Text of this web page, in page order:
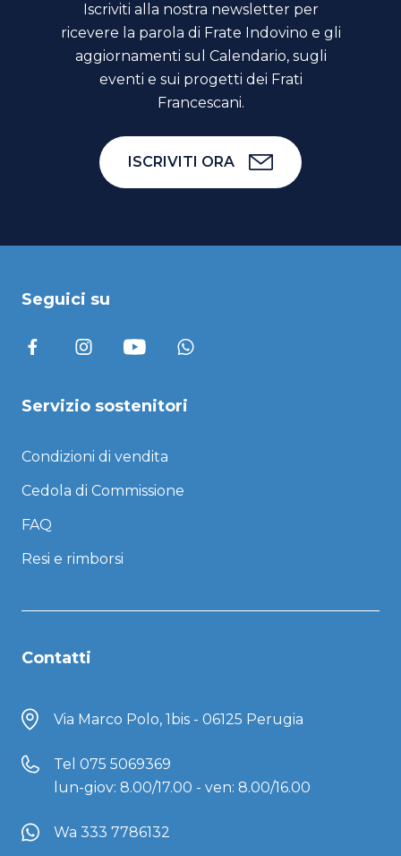
Iscriviti alla nostra newsletter per
ricevere la parola di Frate Indovino e gli
aggiornamenti sul Calendario, sugli
eventi e sui progetti dei Frati
Francescani.
ISCRIVITI ORA
Seguici su
Servizio sostenitori
Condizioni di vendita
Cedola di Commissione
FAQ
Resi e rimborsi
Contatti
Via Marco Polo, 1bis - 06125 Perugia
Tel 075 5069369
lun-giov: 8.00/17.00 - ven: 8.00/16.00
Wa 333 7786132